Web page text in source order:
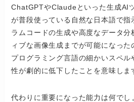
ChatGPTやClaudeといった生成AI
が普段使っている自然な日本語で指
ラムコードの生成や高度なデータ分
ィブな画像生成までが可能になった
プログラミング言語の細かいスペ
性が劇的に低下したことを意味しま
代わりに重要になった能力は何でし